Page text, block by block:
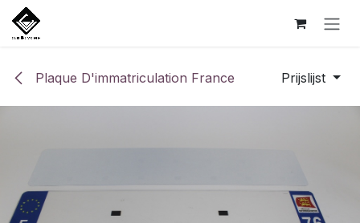
Overslaan naar inhoud
Plaque D'immatriculation France Prijslijst